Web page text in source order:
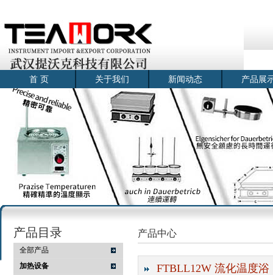
首 页 关于我们 新闻动态 产品展
产品目录
全部产品
加热设备
产品中心
FTBLL12W 流化温度浴